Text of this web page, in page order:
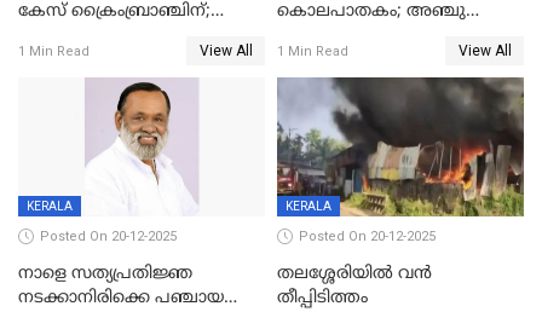
കേസ് ക്രൈംബ്രാഞ്ചിന്;
അന്വേഷിക്കും
1 Min Read View All
കൊലപാതകം; അഞ്ചു
കഴുത്തുഞെരിച്ച് കൊന്നു
1 Min Read View All
KERALA
Posted On 20-12-2025
നാളെ സത്യപ്രതിജ്ഞ
നടക്കാനിരിക്കെ പഞ്ചായത്ത്
KERALA
Posted On 20-12-2025
തലശ്ശേരിയിൽ വൻ
തീപ്പിടിത്തം